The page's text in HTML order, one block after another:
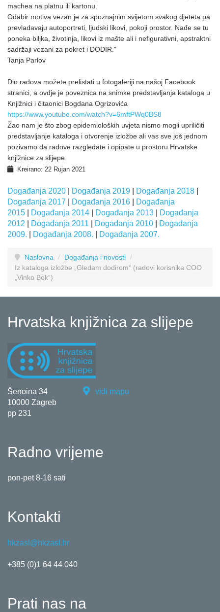
machea na platnu ili kartonu.
Odabir motiva vezan je za spoznajnim svijetom svakog djeteta pa
prevladavaju autoportreti, ljudski likovi, pokoji prostor. Nađe se tu
poneka biljka, životinja, likovi iz mašte ali i nefigurativni, apstraktni
sadržaji vezani za pokret i DODIR."
Tanja Parlov
Dio radova možete prelistati u fotogaleriji na našoj Facebook
stranici, a ovdje je poveznica na snimke predstavljanja kataloga u
Knjižnici i čitaonici Bogdana Ogrizovića
https://www.youtube.com/watch?v=6mftPWq0BS8
Žao nam je što zbog epidemioloških uvjeta nismo mogli upriličiti
predstavljanje kataloga i otvorenje izložbe ali vas sve još jednom
pozivamo da radove razgledate i opipate u prostoru Hrvatske
knjižnice za slijepe.
Kreirano: 22 Rujan 2021
Događanja 2020 Događanja 2019 Događanja 2018
Događanja 2017
Događanja 2016
Događanja
2015
Događanja 2014 Događanja 2013
Događanja
2012
Događanja 2011 Događanja 2010
Događanja
2009.
Događanja 2008. Događanja 2007.
Naslovna / Događanja i novosti /
Iz kataloga izložbe „Gledam dodirom“ (radovi korisnika COO
„Vinko Bek“)
Hrvatska knjižnica za slijepe
Šenoina 34
vidi mapu
10000 Zagreb
pp 231
Radno vrijeme
pon-pet 8-16 sati
Kontakti
hkzasl@hkzasl.hr
+385 (0)1 64 44 040
Prati nas na